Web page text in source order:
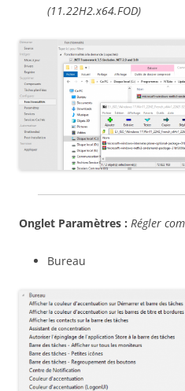
(11.22H2.x64.FOD)
Onglet Paramètres : Régler
Bureau